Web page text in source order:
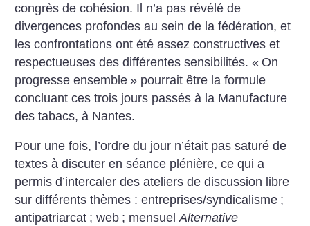
congrès de cohésion. Il n’a pas révélé de
divergences profondes au sein de la fédération, et
les confrontations ont été assez constructives et
respectueuses des différentes sensibilités. « On
progresse ensemble » pourrait être la formule
concluant ces trois jours passés à la Manufacture
des tabacs, à Nantes.
Pour une fois, l’ordre du jour n’était pas saturé de
textes à discuter en séance plénière, ce qui a
permis d’intercaler des ateliers de discussion libre
sur différents thèmes : entreprises/syndicalisme ;
antipatriarcat ; web ; mensuelAlternative